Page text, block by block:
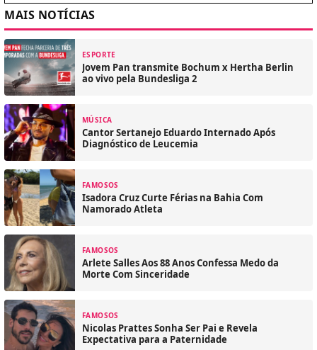
MAIS NOTÍCIAS
ESPORTE
Jovem Pan transmite Bochum x Hertha Berlin
ao vivo pela Bundesliga 2
MÚSICA
Cantor Sertanejo Eduardo Internado Após
Diagnóstico de Leucemia
FAMOSOS
Isadora Cruz Curte Férias na Bahia Com
Namorado Atleta
FAMOSOS
Arlete Salles Aos 88 Anos Confessa Medo da
Morte Com Sinceridade
FAMOSOS
Nicolas Prattes Sonha Ser Pai e Revela
Expectativa para a Paternidade